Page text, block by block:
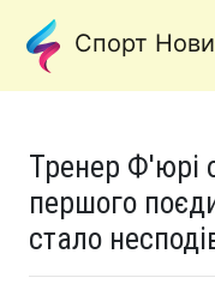
Спорт
Тренер Ф'юрі
першого
стало